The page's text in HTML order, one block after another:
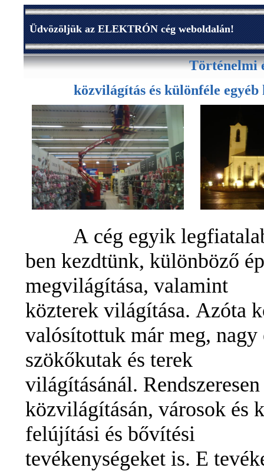
Üdvözöljük az ELEKTRÓN cég weboldalán!
Történelmi
közvilágítás és különféle
A cég egyik
ben kezdtünk, különböző
megvilágítása, valamint
közterek világítása. Azóta
valósítottuk már meg,
szökőkutak és terek
világításánál.
közvilágításán, városok és
felújítási és bővítési
tevékenységeket is. E